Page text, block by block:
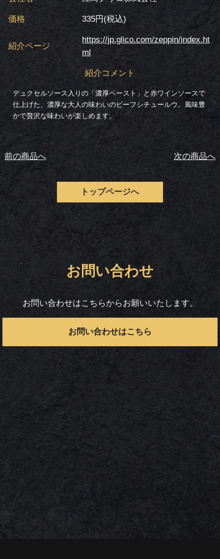
価格 335円(税込)
紹介ページ
https://jp.glico.com/zeppin/index.ht
ml
紹介コメント
デュクセルソース入りの「濃厚ペースト」と赤ワインソースで
仕上げた、濃厚な大人の味わいのビーフシチュールウ。風味豊
かで贅沢な味わいが楽しめます。
前の商品へ 次の商品へ
トップページへ
お問い合わせ
お問い合わせはこちらからお願いいたします。
お問い合わせはこちら